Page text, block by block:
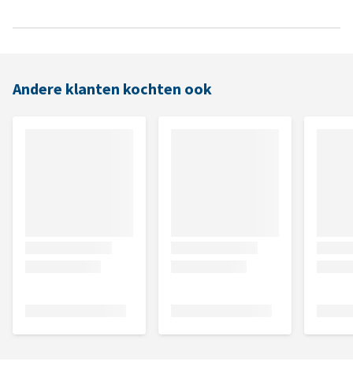
Andere klanten kochten ook